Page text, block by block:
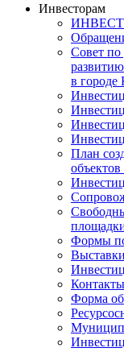
Инвесторам
Совет
в городе
План
Формы
Контакты
Форма